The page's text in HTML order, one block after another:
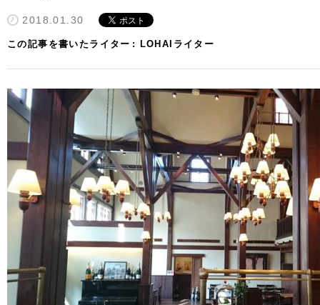
2018.01.30
この記事を書いたライター LOHAIライター